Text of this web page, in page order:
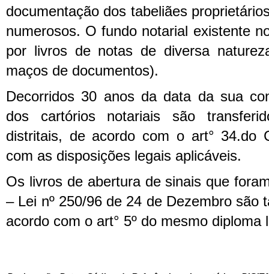
documentação dos tabeliães
numerosos. O fundo notarial existente
por livros de notas de diversa
maços de documentos).
Decorridos 30 anos da data da sua
dos cartórios notariais são
distritais, de acordo com o art° 34.do
com as disposições legais aplicáveis.
Os livros de abertura de sinais que
– Lei nº 250/96 de 24 de Dezembro são
acordo com o art° 5º do mesmo diploma